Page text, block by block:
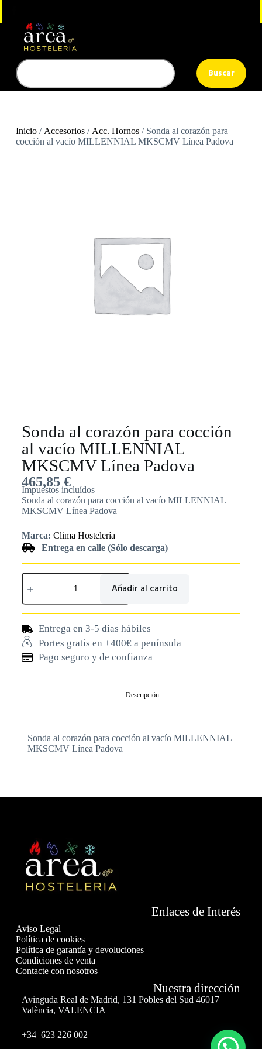
Buscar
Inicio/ Accesorios/ Acc. Hornos/ Sonda al corazón para
cocción al vacío MILLENNIAL MKSCMV Línea Padova
Sonda al corazón para cocción
al vacío MILLENNIAL
MKSCMV Línea Padova
465,85 €
Impuestos incluídos
Sonda al corazón para cocción al vacío MILLENNIAL
MKSCMV Línea Padova
Marca: Clima Hostelería
Entrega en calle (Sólo descarga)
Añadir al carrito
Entrega en 3-5 días hábiles
Portes gratis en +400€ a península
Pago seguro y de confianza
Descripción
Sonda al corazón para cocción al vacío MILLENNIAL
MKSCMV Línea Padova
Enlaces de Interés
Aviso Legal
Política de cookies
Política de garantía y devoluciones
Condiciones de venta
Contacte con nosotros
Nuestra dirección
Avinguda Real de Madrid, 131 Pobles del Sud 46017
València, VALENCIA
+34 623 226 002